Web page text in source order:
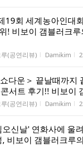
19회 세계농아인대
! 비보이 갬블러크
(공연리뷰) 작성자
Damikim
다운＞ 끝날때까지
서트 후기!! 비보이
(공연리뷰) 작성자
Damikim
신날' 연화사에 울
, 비보이 갬블러크루